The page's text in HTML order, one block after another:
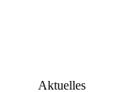
Aktuelles